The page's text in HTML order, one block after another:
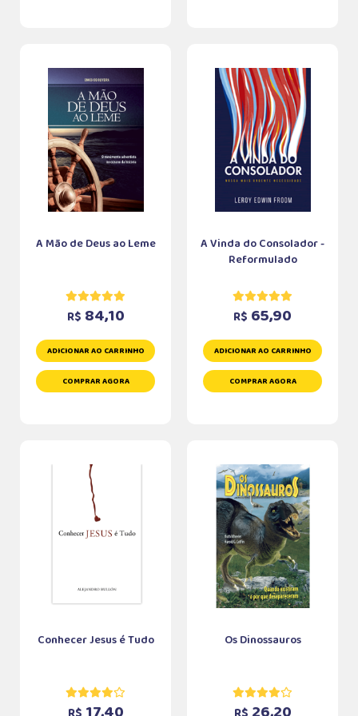
A Mão de Deus ao Leme
R$ 84,10
ADICIONAR AO CARRINHO
COMPRAR AGORA
A Vinda do Consolador -
Reformulado
R$ 65,90
ADICIONAR AO CARRINHO
COMPRAR AGORA
Conhecer Jesus é Tudo Os Dinossauros